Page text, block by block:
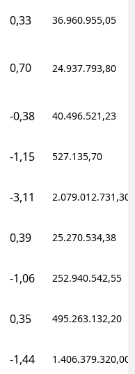
0,33 36.960.955,05
0,70 24.937.793,80
-0,38 40.496.521,23
-1,15 527.135,70
-3,11 2.079.012.731,30
0,39 25.270.534,38
-1,06 252.940.542,55
0,35 495.263.132,20
-1,44 1.406.379.320,00